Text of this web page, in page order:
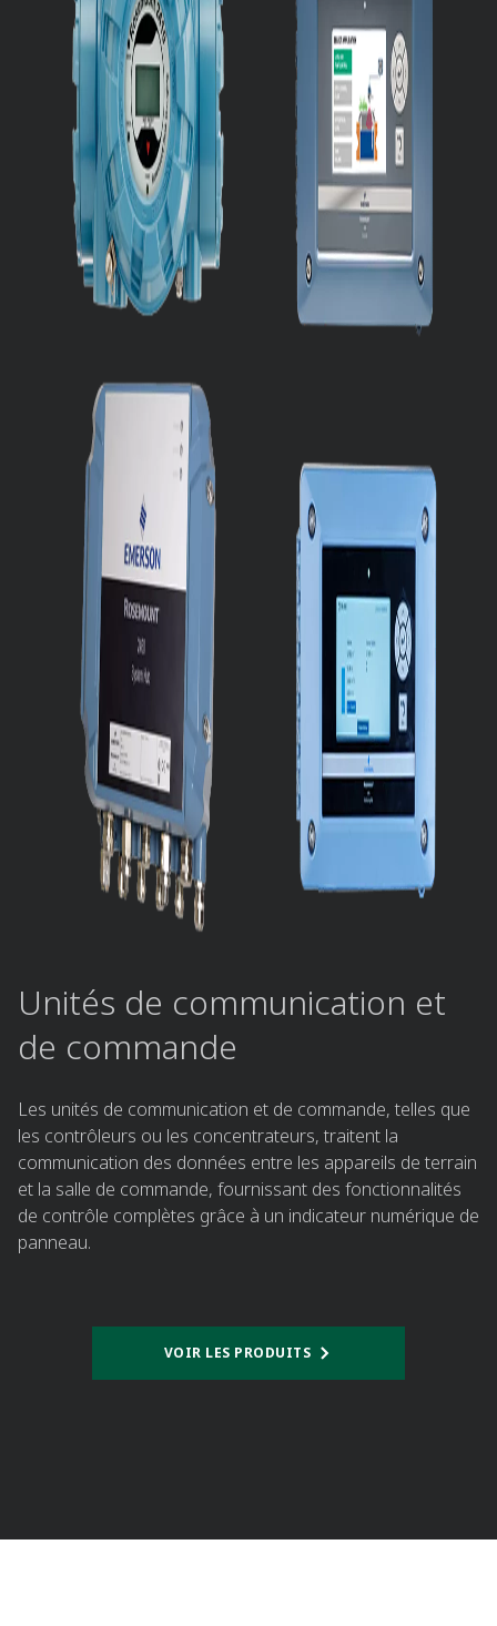
Unités de communication et
de commande​
Les unités de communication et de commande, telles que
les contrôleurs ou les concentrateurs, traitent la
communication des données entre les appareils de terrain
et la salle de commande, fournissant des fonctionnalités
de contrôle complètes grâce à un indicateur numérique de
panneau.
VOIR LES PRODUITS